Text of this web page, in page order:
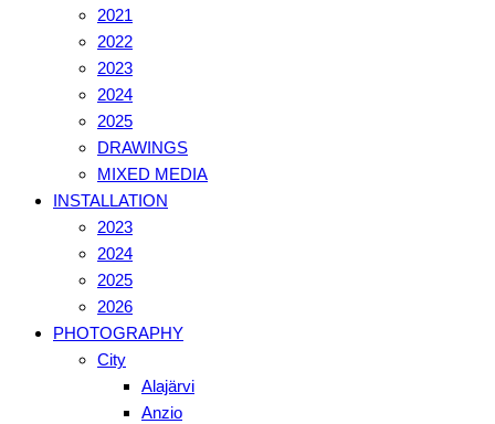
2021
2022
2023
2024
2025
DRAWINGS
MIXED MEDIA
INSTALLATION
2023
2024
2025
2026
PHOTOGRAPHY
City
Alajärvi
Anzio